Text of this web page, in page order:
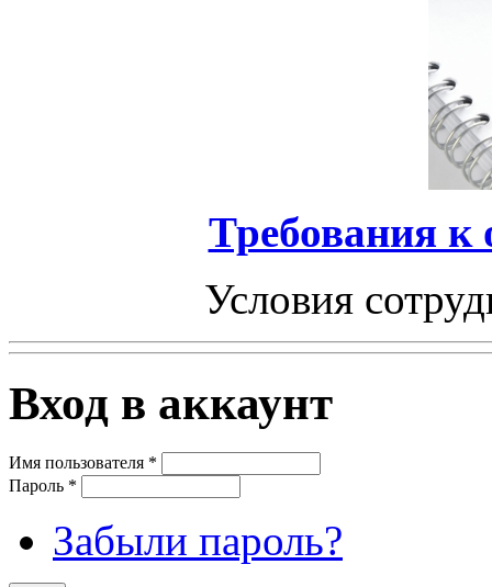
Требования к
Условия
Вход в аккаунт
Имя пользователя *
Пароль *
Забыли пароль?